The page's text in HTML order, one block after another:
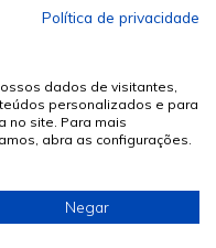
Direitos Reservados
Política de privacidade
dados de visitantes,
personalizados e para
no site. Para mais
abra as configurações.
Negar